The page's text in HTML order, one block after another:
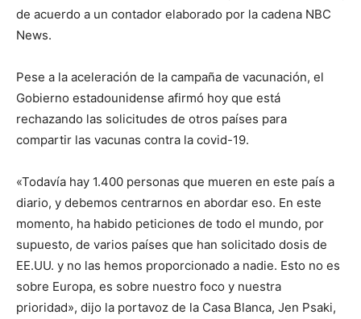
de acuerdo a un contador elaborado por la cadena NBC
News.
Pese a la aceleración de la campaña de vacunación, el
Gobierno estadounidense afirmó hoy que está
rechazando las solicitudes de otros países para
compartir las vacunas contra la covid-19.
«Todavía hay 1.400 personas que mueren en este país a
diario, y debemos centrarnos en abordar eso. En este
momento, ha habido peticiones de todo el mundo, por
supuesto, de varios países que han solicitado dosis de
EE.UU. y no las hemos proporcionado a nadie. Esto no es
sobre Europa, es sobre nuestro foco y nuestra
prioridad», dijo la portavoz de la Casa Blanca, Jen Psaki,